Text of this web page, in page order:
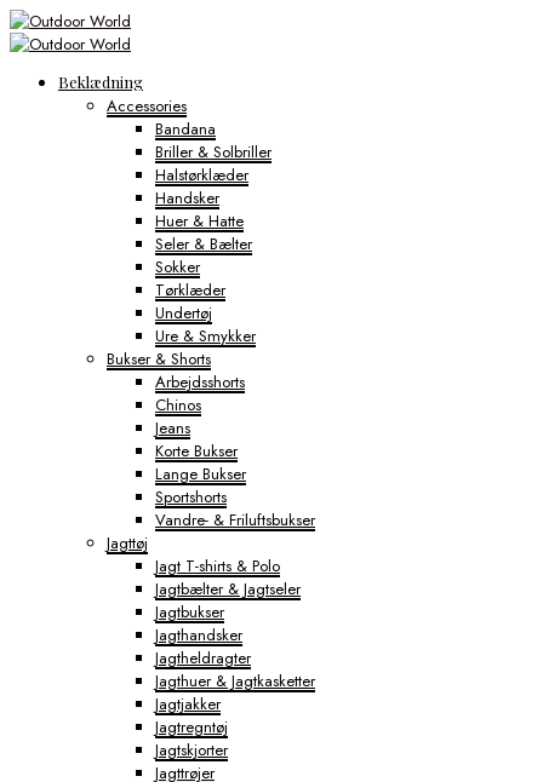
Beklædning
Accessories
Bandana
Briller & Solbriller
Halstørklæder
Handsker
Huer & Hatte
Seler & Bælter
Sokker
Tørklæder
Undertøj
Ure & Smykker
Bukser & Shorts
Arbejdsshorts
Chinos
Jeans
Korte Bukser
Lange Bukser
Sportshorts
Vandre- & Friluftsbukser
Jagttøj
Jagt T-shirts & Polo
Jagtbælter & Jagtseler
Jagtbukser
Jagthandsker
Jagtheldragter
Jagthuer & Jagtkasketter
Jagtjakker
Jagtregntøj
Jagtskjorter
Jagttrøjer